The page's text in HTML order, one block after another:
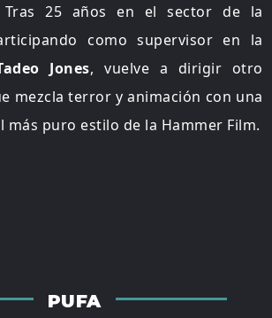
Tras 25 años en el sector de la
como supervisor en la
Jones, vuelve a dirigir otro
mezcla terror y animación con una
más puro estilo de la Hammer Film.
PUFA